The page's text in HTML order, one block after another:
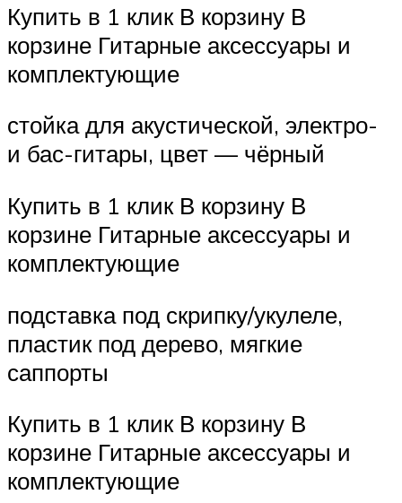
Купить в 1 клик В корзину В
корзине Гитарные аксессуары и
комплектующие
стойка для акустической, электро-
и бас-гитары, цвет — чёрный
Купить в 1 клик В корзину В
корзине Гитарные аксессуары и
комплектующие
подставка под скрипку/укулеле,
пластик под дерево, мягкие
саппорты
Купить в 1 клик В корзину В
корзине Гитарные аксессуары и
комплектующие